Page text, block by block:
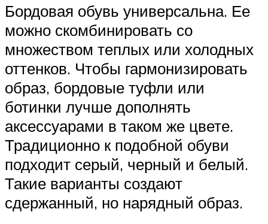
Бордовая обувь универсальна. Ее
можно скомбинировать со
множеством теплых или холодных
оттенков. Чтобы гармонизировать
образ, бордовые туфли или
ботинки лучше дополнять
аксессуарами в таком же цвете.
Традиционно к подобной обуви
подходит серый, черный и белый.
Такие варианты создают
сдержанный, но нарядный образ.